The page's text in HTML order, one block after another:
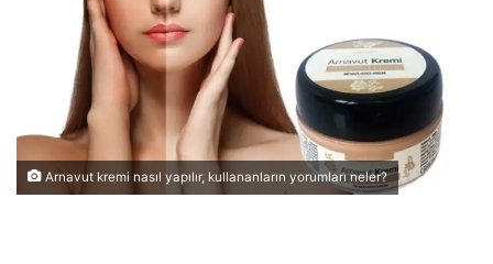
Arnavut kremi nasıl yapılır, kullananların yorumları neler?